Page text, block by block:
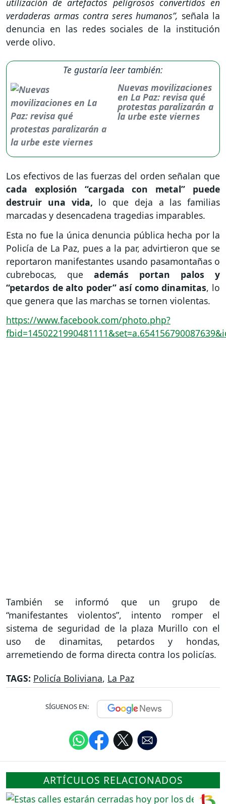
utilización de artefactos peligrosos convertidos en
verdaderas armas contra seres humanos”, señala la
denuncia en las redes sociales de la institución
verde olivo.
Te gustaría leer también:
Nuevas movilizaciones
en La Paz: revisa qué
protestas paralizarán a
la urbe este viernes
Los efectivos de las fuerzas del orden señalan que
cada explosión “cargada con metal” puede
destruir una vida, lo que deja a las familias
marcadas y desencadena tragedias imparables.
Esta no fue la única denuncia pública hecha por la
Policía de La Paz, pues a la par, advirtieron que se
reportaron manifestantes usando pasamontañas o
cubrebocas, que además portan palos y
“petardos de alto poder” así como dinamitas, lo
que genera que las marchas se tornen violentas.
https://www.facebook.com/photo.php?
También se informó que un grupo de
“manifestantes violentos”, intento romper el
sistema de seguridad de la plaza Murillo con el
uso de dinamitas, petardos y hondas,
arremetiendo de forma directa contra los policías.
TAGS: Policía Boliviana, La Paz
SÍGUENOS EN:
ARTÍCULOS RELACIONADOS